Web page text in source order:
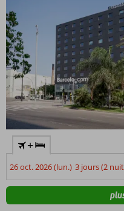
+
26 oct. 2026 (lun.) 3 jours (2